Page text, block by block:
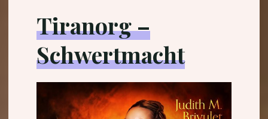
Tiranorg –
Schwertmacht